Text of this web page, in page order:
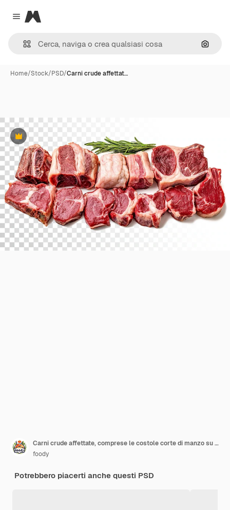
Close menu
Magnific
Cerca
Home/Stock/PSD/Carni crude affettat…
Premium
Carni crude affettate, comprese le costole corte di manzo su sfondo trasparente
foody
Potrebbero piacerti anche questi PSD